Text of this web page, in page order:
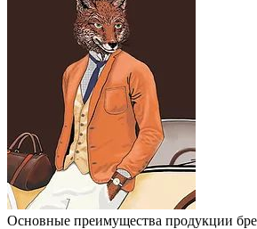
Основные преимущества продукции